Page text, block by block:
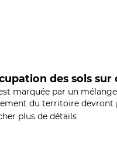
des sols sur
marquée par un
du territoire devront
plus de détails